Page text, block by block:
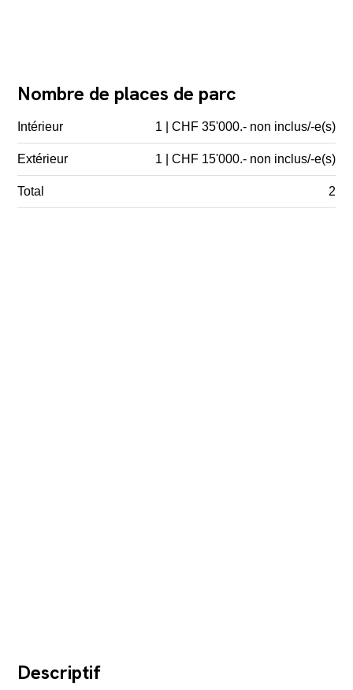
Nombre de places de parc
Intérieur 1 | CHF 35'000.- non inclus/-e(s)
Extérieur 1 | CHF 15'000.- non inclus/-e(s)
Total 2
Descriptif